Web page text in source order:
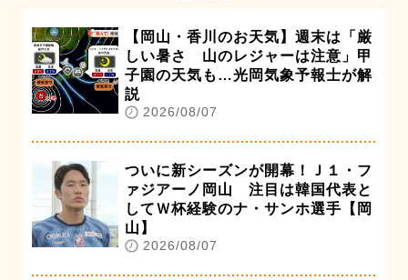
【岡山・香川のお天気】週末は「厳
しい暑さ 山のレジャーは注意」甲
子園の天気も…光岡気象予報士が解
説
2026/08/07
ついに新シーズンが開幕！Ｊ１・フ
ァジアーノ岡山 注目は韓国代表と
してＷ杯経験のナ・サンホ選手【岡
山】
2026/08/07